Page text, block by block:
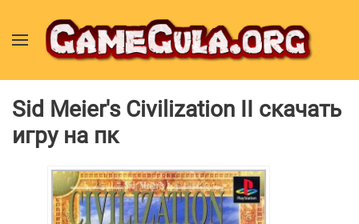
Sid Meier's Civilization II скачать
игру на пк